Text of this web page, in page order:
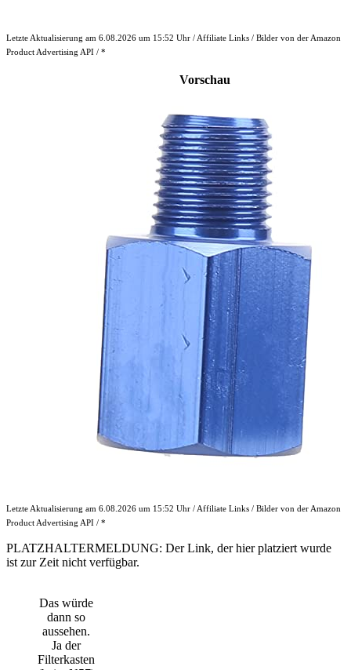
Letzte Aktualisierung am 6.08.2026 um 15:52 Uhr / Affiliate Links / Bilder von der Amazon
Product Advertising API / *
Vorschau
Letzte Aktualisierung am 6.08.2026 um 15:52 Uhr / Affiliate Links / Bilder von der Amazon
Product Advertising API / *
PLATZHALTERMELDUNG: Der Link, der hier platziert wurde
ist zur Zeit nicht verfügbar.
Das würde
dann so
aussehen.
Ja der
Filterkasten